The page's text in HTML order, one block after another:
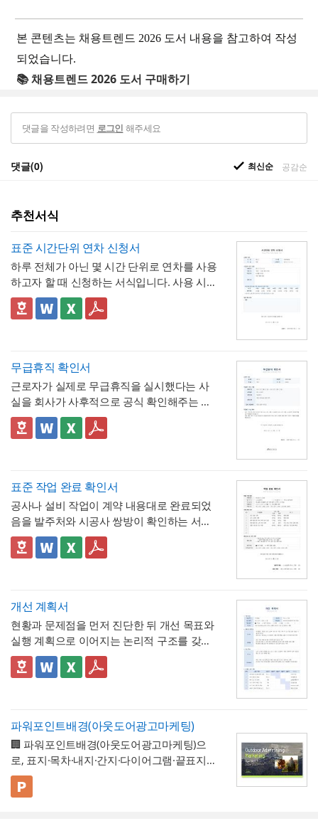
본 콘텐츠는 채용트렌드 2026 도서 내용을 참고하여 작성
되었습니다.
📚 채용트렌드 2026 도서 구매하기
댓글을 작성하려면 로그인 해주세요
댓글(0) 최신순 공감순
추천서식
표준 시간단위 연차 신청서
하루 전체가 아닌 몇 시간 단위로 연차를 사용
하고자 할 때 신청하는 서식입니다. 사용 시간
을 연차 일수로 환산하는 기준표를 계약서 자
체에 포함하고 있어, 신청자와 승인자 모두 몇
✅ 이 서식의 구성 특징
며칠에 해당하는지"를 신청서 자체에서 바로
계산·검증 가능
- 사용시간을 "14:00~16:00(총 2시간)"처럼
시작·종료 시각과 총 시간을 함께 기재하도록
해, 반차보다 세분화된 시간 단위로 병원 진
료, 관공서 방문 등 짧은 용무에 유연하게 대
응
- "회사의 소정근로시간에 따라 차감기준은
달라질 수 있음"이라는 단서를 명시해, 하루 8
시간 근무가 아닌 사업장에서도 환산 기준을
조정해 적용할 수 있음을 안내
- 업무 특이사항란을 별도로 두어, 시간단위
연차 사용으로 인해 발생할 수 있는 업무 공백
표에 제시된 환산 기준은 1일 8시간(주 40시
간) 근무를 전제로 한 것이므로,소정근로시간
이 다른 사업장이라면 이 기준을 그대로 적용
근로시간이 7시간인 사업장이라면 1시간당
을 기준으로 별도의 환산표를 마련해두는 것
이 정확합니다. 또한 법정 연차휴가는 원칙적
으로 1일 단위 사용이 기본이며, 시간단위 사
용은 법적 의무사항이 아니라 회사가 취업규
칙 등을 통해 자율적으로 도입하는 제도이므
무급휴직 확인서
근로자가 실제로 무급휴직을 실시했다는 사
실을 회사가 사후적으로 공식 확인해주는 증
명서입니다. 휴직원(신청서)이 사전 승인 절차
를 위한 문서라면, 이 확인서는 이미 실시된
📣 이 서식의 구성 특징
한눈에 확인할 수 있도록 함
2. "급여 지급여부 : 무급(급여 미지급)"이라는
항목을 별도로 명시해, 이 휴직이 유급이 아닌
무급으로 처리되었음을 문서상 명확히 못박
음
3. "회사 내부 규정에 따른 휴직 기준이 적용
되었음을 확인한다"는 문구로, 이 무급휴직이
임의가 아니라 회사의 정식 내부 규정 절차를
거쳐 승인·실시되었음을 명시
4. 확인자(경영지원팀 담당자)의 서명과 회사
직인으로 마무리해, 근로자가 이 문서를 대외
무급휴직 확인서는
히 계산해 기재하는 것이 가장 중요합니다. 휴
직 시작일과 종료일을 실제 승인된 휴직원 내
실제 일수를 정확히 세어 기재해야 이후 급여
정" 등 적정 수준으로 기재하는 것이 일반적이
며, 필요한 경우에만 구체적인 사유를 명시하
는 것이 좋습니다. 이 확인서를 발급한 이후에
는 반드시 4대보험 관련 신고(납부예외 신청
등)가 함께 이루어졌는지 확인하고, 급여대장
표준 작업 완료 확인서
공사나 설비 작업이 계약 내용대로 완료되었
음을 발주처와 시공사 쌍방이 확인하는 서식
입니다. 작업항목별로 계획 수량과 완료 수량
을 나란히 대조하고, 하자 여부와 하자보증기
증할 수 있는 것이 특징입니다.
✅ 계획 대비 완료 수량 검증 및 하자 확인 관
다면 반드시 비고란에 그 사유(예 : 설계 변경,
현장 여건상 수량 조정 등)를 구체적으로 기재
해야 하며, 임의로 수량을 맞춰 기재하는 일이
없도록 해야 합니다. 하자여부를 "하자 없
음"으로 확인하는 경우에도 하자보증기간 내
에 새로운 하자가 발견될 수 있으므로, 이 확
두 명확히 인지하고 있어야 합니다.
💡 작성 팁
작업 완료 확인서는계획과 완료의 정확한 대
조가 가장 중요 하므로, 현장 실사를 통해 실제
완료된 개소·수량을 정확히 확인한 뒤 계획 수
고란에 그 사유를 구체적으로 남겨, 나중에 왜
수량 차이가 발생했는지 근거를 확인할 수 있
도록 하는 것이 중요합니다. 특이사항란에는
배선 등)과 그에 대한 처리 결과를 함께 기록
개선 계획서
현황과 문제점을 먼저 진단한 뒤 개선 목표와
실행 계획으로 이어지는 논리적 구조를 갖춘
업무 개선 보고서입니다. 개선분야를 IT·전산,
업무 프로세스, 안전, 품질 등으로 체크박스
👔 이 서식의 구성 특징
개선 과제를 하나의 표준 양식으로 통일 관리
가능
- 현황 및 문제점 섹션을 현황과 문제점으로
나누어 구성해, 단순 현상 나열이 아니라
개선이 필요한지 논리적 인과관계를 명확히
제시
- 개선 목표와 기대효과를 구분해, 무엇을 이
룰 것인지(목표)와 그 결과 무엇이 좋아지는지
(효과)를 별도로 서술함으로써 보고받는 결재
권자가
- 단계별 실행 계획표에 담당자와 주차별 일정
(0월0주~0월0주)을 매트릭스 형태로 배치해,
파워포인트배경(아웃도어광고마케팅)
🏢 파워포인트배경(아웃도어광고마케팅)으
로, 표지·목차·내지·간지·다이어그램·끝표지로
구성된 비즈니스 프레젠테이션 템플릿입니
다. 블랙 배경과 강렬한 라임그린 포인트 컬러
💡 사용 꿀팁